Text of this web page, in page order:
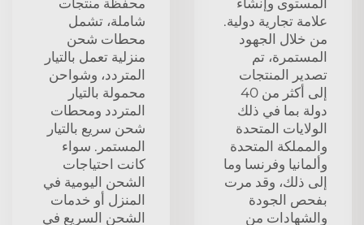
علامة تجارية دولية.
من خلال الجهود
المستمرة، تم
تصدير المنتجات
إلى أكثر من 40
دولة بما في ذلك
الولايات المتحدة
والمملكة المتحدة
وألمانيا وفرنسا وما
إلى ذلك، وقد مرت
بفحص الجودة
والشهادات من
شاملة، تشمل
محطات شحن
منزلية تعمل بالتيار
المتردد، وشواحن
محمولة بالتيار
المتردد ومحطات
شحن سريع بالتيار
المستمر. سواء
كانت احتياجات
الشحن اليومية في
المنزل أو خدمات
الشحن السريع في